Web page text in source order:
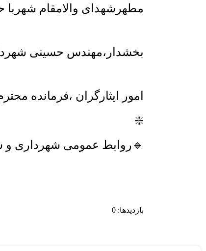
مطهرشهدای والامقام
بخشدار،مهندس حسینی
امور ایثارگران ،فرمانده
❇️
🔹روابط عمومی شهرداری و
بازدیدها: 0